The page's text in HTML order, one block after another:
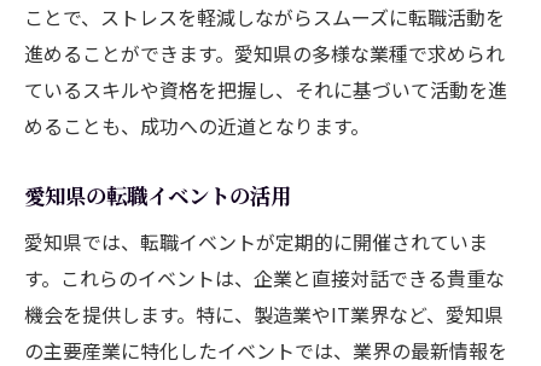
ことで、ストレスを軽減しながらスムーズに転職活動を
進めることができます。愛知県の多様な業種で求められ
ているスキルや資格を把握し、それに基づいて活動を進
めることも、成功への近道となります。
愛知県の転職イベントの活用
愛知県では、転職イベントが定期的に開催されていま
す。これらのイベントは、企業と直接対話できる貴重な
機会を提供します。特に、製造業やIT業界など、愛知県
の主要産業に特化したイベントでは、業界の最新情報を